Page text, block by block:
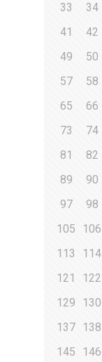
33
34
41
42
49
50
57
58
65
66
73
74
81
82
89
90
97
98
105
106
113
114
121
122
129
130
137 138
145
146